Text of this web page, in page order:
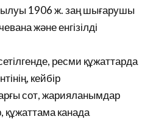
1906 ж. заң шығарушы
және енгізілді
ресми құжаттарда
кейбір
сот, жарияланымдар
құжаттама канада